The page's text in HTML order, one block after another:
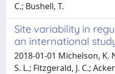
C.; Bushell, T.
Site variability in
an international
2018-01-01 Michelson, K.
S. L.; Fitzgerald, J. C.;